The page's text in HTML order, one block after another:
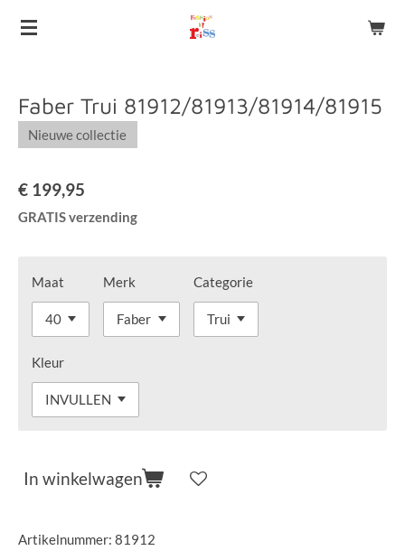
Ga
hoofdinhoud
Faber Trui 81912/81913/81914/81915
Nieuwe collectie
€ 199,95
GRATIS verzending
Maat Merk Categorie
Kleur
In winkelwagen
Artikelnummer: 81912